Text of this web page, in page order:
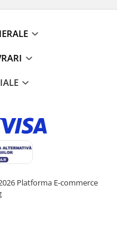
Platforma E-commerce